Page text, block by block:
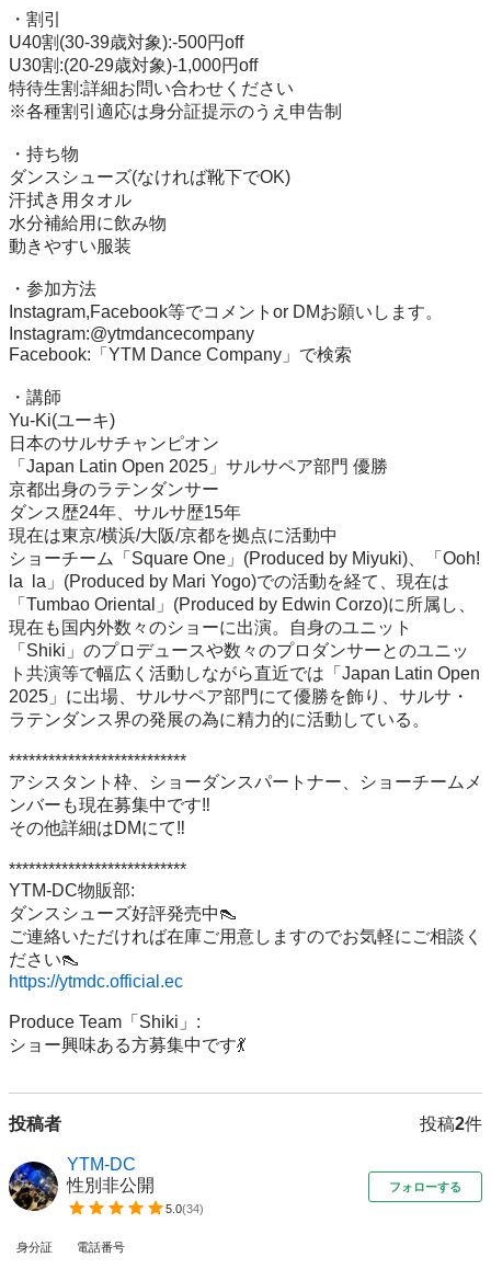
・割引
U40割(30-39歳対象):-500円off
U30割:(20-29歳対象)-1,000円off
特待生割:詳細お問い合わせください
※各種割引適応は身分証提示のうえ申告制
・持ち物
ダンスシューズ(なければ靴下でOK)
汗拭き用タオル
水分補給用に飲み物
動きやすい服装
・参加方法
Instagram,Facebook等でコメントor DMお願いします。
Instagram:@ytmdancecompany
Facebook:「YTM Dance Company」で検索
・講師
Yu-Ki(ユーキ)
日本のサルサチャンピオン
「Japan Latin Open 2025」サルサペア部門 優勝
京都出身のラテンダンサー
ダンス歴24年、サルサ歴15年
現在は東京/横浜/大阪/京都を拠点に活動中
ショーチーム「Square One」(Produced by Miyuki)、「Ooh!
la  la」(Produced by Mari Yogo)での活動を経て、現在は
「Tumbao Oriental」(Produced by Edwin Corzo)に所属し、
現在も国内外数々のショーに出演。自身のユニット
「Shiki」のプロデュースや数々のプロダンサーとのユニッ
ト共演等で幅広く活動しながら直近では「Japan Latin Open
2025」に出場、サルサペア部門にて優勝を飾り、サルサ・
ラテンダンス界の発展の為に精力的に活動している。
***************************
アシスタント枠、ショーダンスパートナー、ショーチームメ
ンバーも現在募集中です‼︎
その他詳細はDMにて‼︎
***************************
YTM-DC物販部:
ダンスシューズ好評発売中👠
ご連絡いただければ在庫ご用意しますのでお気軽にご相談く
https://ytmdc.official.ec
Produce Team「Shiki」:
ショー興味ある方募集中です💃
投稿者 投稿2件
YTM-DC
性別非公開
5.0(34)
フォローする
身分証 電話番号